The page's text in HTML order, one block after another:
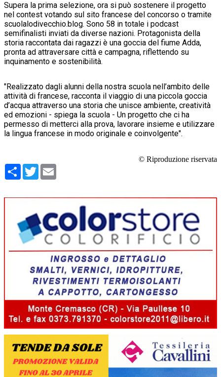
Supera la prima selezione, ora si può sostenere il progetto
nel contest votando sul sito francese del concorso o tramite
scuolalodivecchio.blog. Sono 58 in totale i podcast
semifinalisti inviati da diverse nazioni. Protagonista della
storia raccontata dai ragazzi è una goccia del fiume Adda,
pronta ad attraversare città e campagna, riflettendo su
inquinamento e sostenibilità.
"Realizzato dagli alunni della nostra scuola nell’ambito delle
attività di francese, racconta il viaggio di una piccola goccia
d’acqua attraverso una storia che unisce ambiente, creatività
ed emozioni - spiega la scuola - Un progetto che ci ha
permesso di metterci alla prova, lavorare insieme e utilizzare
la lingua francese in modo originale e coinvolgente".
© Riproduzione riservata
Condividi
Twitter